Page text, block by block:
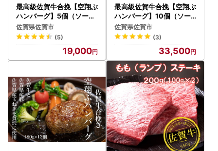
最高級佐賀牛合挽【空翔ぶ
ハンバーグ】5個（ソース
付）：B190-003
佐賀県佐賀市
(5)
19,000
最高級佐賀牛合挽【空翔ぶ
ハンバーグ】10個（ソー
ス付）：B335-007
佐賀県佐賀市
(3)
33,500